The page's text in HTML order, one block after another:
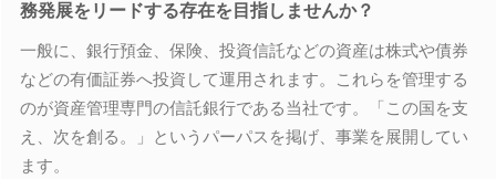
務発展をリードする存在を目指しませんか？
一般に、銀行預金、保険、投資信託などの資産は株式や債券
などの有価証券へ投資して運用されます。これらを管理する
のが資産管理専門の信託銀行である当社です。「この国を支
え、次を創る。」というパーパスを掲げ、事業を展開してい
ます。